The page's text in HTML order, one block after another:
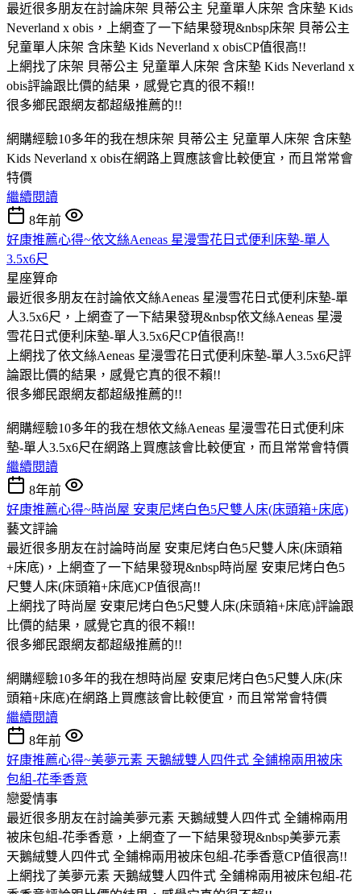
最近很多朋友在討論床架 貝蒂公主 兒童單人床架 含床墊 Kids
Neverland x obis，上網查了一下結果發現&nbsp床架 貝蒂公主
兒童單人床架 含床墊 Kids Neverland x obisCP值很高!!
上網找了床架 貝蒂公主 兒童單人床架 含床墊 Kids Neverland x
obis評論跟比價的結果，感覺它真的很不賴!!
很多鄉民跟網友都超級推薦的!!
網購經驗10多年的我在想床架 貝蒂公主 兒童單人床架 含床墊
Kids Neverland x obis在網路上買應該會比較便宜，而且常常會
特價
繼續閱讀
8年前
好康推薦心得~依文絲Aeneas 星漫雪花日式便利床墊-單人
3.5x6尺
星座算命
最近很多朋友在討論依文絲Aeneas 星漫雪花日式便利床墊-單
人3.5x6尺，上網查了一下結果發現&nbsp依文絲Aeneas 星漫
雪花日式便利床墊-單人3.5x6尺CP值很高!!
上網找了依文絲Aeneas 星漫雪花日式便利床墊-單人3.5x6尺評
論跟比價的結果，感覺它真的很不賴!!
很多鄉民跟網友都超級推薦的!!
網購經驗10多年的我在想依文絲Aeneas 星漫雪花日式便利床
墊-單人3.5x6尺在網路上買應該會比較便宜，而且常常會特價
繼續閱讀
8年前
好康推薦心得~時尚屋 安東尼烤白色5尺雙人床(床頭箱+床底)
藝文評論
最近很多朋友在討論時尚屋 安東尼烤白色5尺雙人床(床頭箱
+床底)，上網查了一下結果發現&nbsp時尚屋 安東尼烤白色5
尺雙人床(床頭箱+床底)CP值很高!!
上網找了時尚屋 安東尼烤白色5尺雙人床(床頭箱+床底)評論跟
比價的結果，感覺它真的很不賴!!
很多鄉民跟網友都超級推薦的!!
網購經驗10多年的我在想時尚屋 安東尼烤白色5尺雙人床(床
頭箱+床底)在網路上買應該會比較便宜，而且常常會特價
繼續閱讀
8年前
好康推薦心得~美夢元素 天鵝絨雙人四件式 全鋪棉兩用被床
包組-花季香意
戀愛情事
最近很多朋友在討論美夢元素 天鵝絨雙人四件式 全鋪棉兩用
被床包組-花季香意，上網查了一下結果發現&nbsp美夢元素
天鵝絨雙人四件式 全鋪棉兩用被床包組-花季香意CP值很高!!
上網找了美夢元素 天鵝絨雙人四件式 全鋪棉兩用被床包組-花